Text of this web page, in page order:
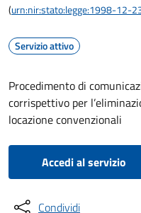
(urn:nir:stato:legge:1998-12-
Servizio attivo
Procedimento di
corrispettivo per
locazione convenzionali
Accedi al servizio
Condividi